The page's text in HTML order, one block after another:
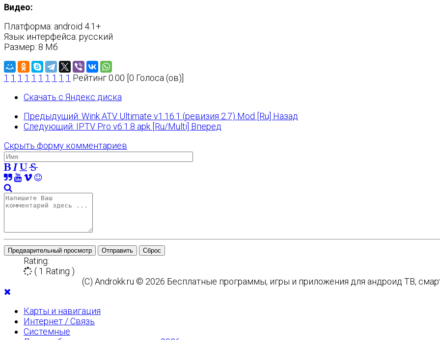
Видео:
Платформа: android 4.1+
Язык интерфейса: русский
Размер: 8 Мб
1 1 1 1 1 1 1 1 1 1 Рейтинг 0.00 [0 Голоса (ов)]
Скачать с Яндекс диска
Предыдущий: Wink ATV Ultimate v1.16.1 (ревизия 2.7) Mod [Ru] Назад
Следующий: IPTV Pro v6.1.8 apk [Ru/Multi] Вперед
Скрыть форму комментариев
Предварительный просмотр Отправить Сброс
Rating:
( 1 Rating )
(C) Androkk.ru © 2026 Бесплатные программы, игры и приложения для андроид ТВ,
Карты и навигация
Интернет / Связь
Системные